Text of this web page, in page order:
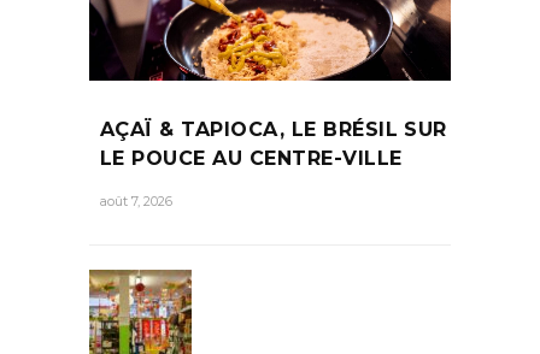
AÇAÏ & TAPIOCA, LE BRÉSIL SUR
LE POUCE AU CENTRE-VILLE
août 7, 2026